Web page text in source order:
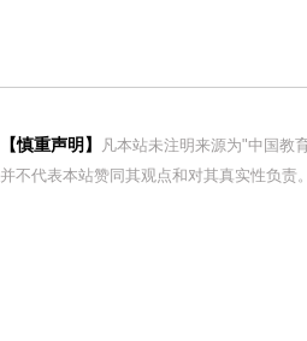
【慎重声明】
凡本站未注明来源为"中国教
并不代表本站赞同其观点和对其真实性负